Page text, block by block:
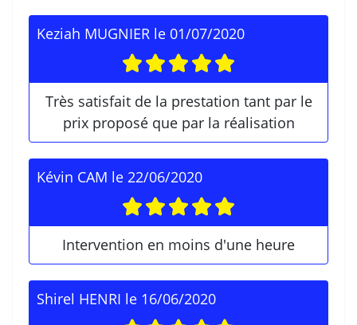
Keziah MUGNIER le 01/07/2020
Très satisfait de la prestation tant par le
prix proposé que par la réalisation
Kévin CAM le 22/06/2020
Intervention en moins d'une heure
Shirel HENRI le 16/06/2020